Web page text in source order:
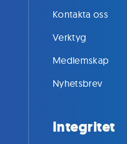
Kontakta oss
Verktyg
Medlemskap
Nyhetsbrev
Integritet